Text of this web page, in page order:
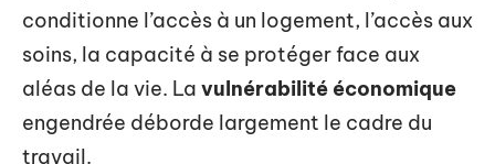
conditionne l’accès à un logement, l’accès aux
soins, la capacité à se protéger face aux
aléas de la vie. La vulnérabilité économique
engendrée déborde largement le cadre du
travail.